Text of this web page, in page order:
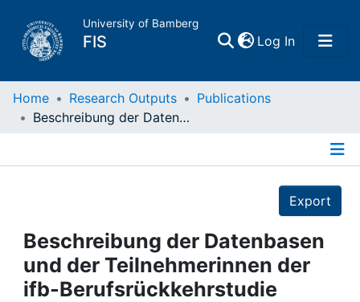
University of Bamberg
FIS Log In(current)
Home
Projects
People
Home Research Outputs
Publications
Beschreibung der Datenbasen und der Teilnehmerinnen der ifb-Berufsrückkehrstudie
Export
Beschreibung der Datenbasen
und der Teilnehmerinnen der
ifb-Berufsrückkehrstudie